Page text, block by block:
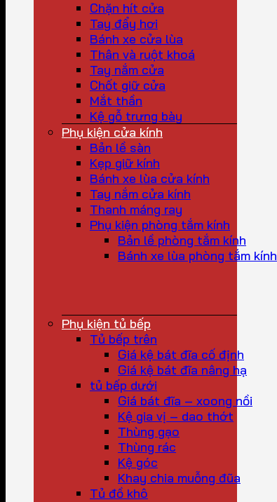
Chặn hít cửa
Tay đẩy hơi
Bánh xe cửa lùa
Thân và ruột khoá
Tay nắm cửa
Chốt giữ cửa
Mắt thần
Kệ gỗ trưng bày
Phụ kiện cửa kính
Bản lề sàn
Kẹp giữ kính
Bánh xe lùa cửa kính
Tay nắm cửa kính
Thanh máng ray
Phụ kiện phòng tắm kính
Bản lề phòng tắm kính
Bánh xe lùa phòng tắm kính
Phụ kiện tủ bếp
Tủ bếp trên
Giá kệ bát đĩa cố định
Giá kệ bát đĩa nâng hạ
tủ bếp dưới
Giá bát đĩa – xoong nồi
Kệ gia vị – dao thớt
Thùng gạo
Thùng rác
Kệ góc
Khay chia muỗng đũa
Tủ đồ khô